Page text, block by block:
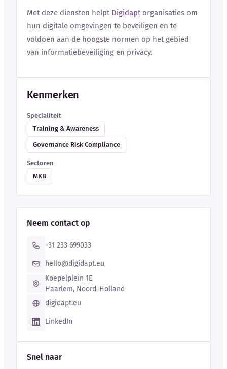
Met deze diensten helpt Digidapt organisaties om
hun digitale omgevingen te beveiligen en te
voldoen aan de hoogste normen op het gebied
van informatiebeveiliging en privacy.
Kenmerken
Specialiteit
Training & Awareness
Governance Risk Compliance
Sectoren
MKB
Neem contact op
+31 233 699033
hello@digidapt.eu
Koepelplein 1E
Haarlem, Noord-Holland
digidapt.eu
LinkedIn
Snel naar